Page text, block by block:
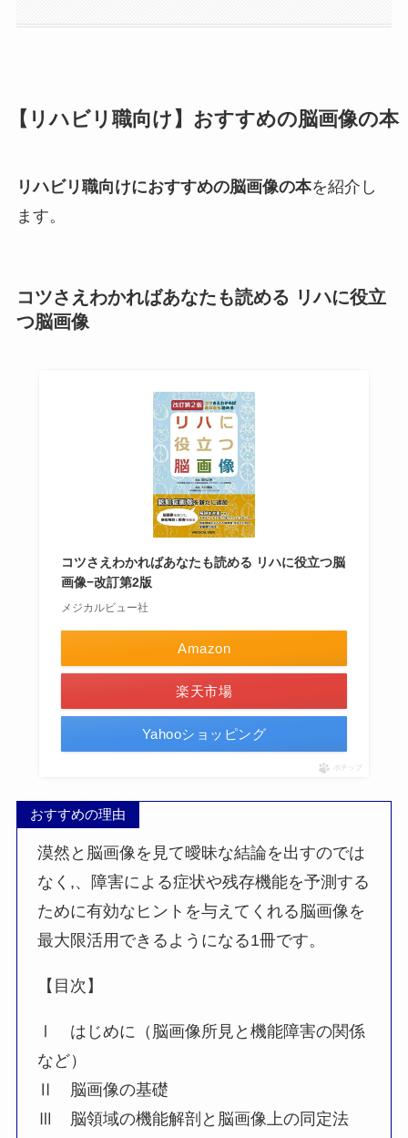
【リハビリ職向け】おすすめの脳画像の本
リハビリ職向けにおすすめの脳画像の本を紹介し
ます。
コツさえわかればあなたも読める リハに役立
つ脳画像
コツさえわかればあなたも読める リハに役立つ脳
画像−改訂第2版
メジカルビュー社
Amazon
楽天市場
Yahooショッピング
ポチップ
おすすめの理由
漠然と脳画像を見て曖昧な結論を出すのでは
なく,、障害による症状や残存機能を予測する
ために有効なヒントを与えてくれる脳画像を
最大限活用できるようになる1冊です。
【目次】
Ⅰ はじめに（脳画像所見と機能障害の関係
など）
Ⅱ 脳画像の基礎
Ⅲ 脳領域の機能解剖と脳画像上の同定法